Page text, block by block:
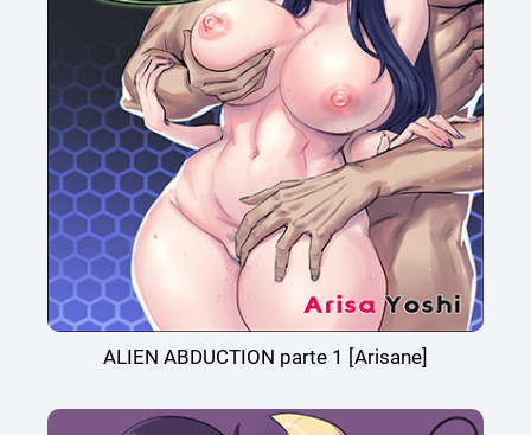
ALIEN ABDUCTION parte 1 [Arisane]